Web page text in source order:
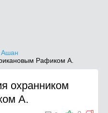
Ашан
Рафиком А.
охранником
А.